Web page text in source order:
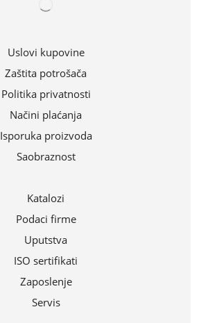
Uslovi kupovine
Zaštita potrošača
Politika privatnosti
Načini plaćanja
Isporuka proizvoda
Saobraznost
Katalozi
Podaci firme
Uputstva
ISO sertifikati
Zaposlenje
Servis